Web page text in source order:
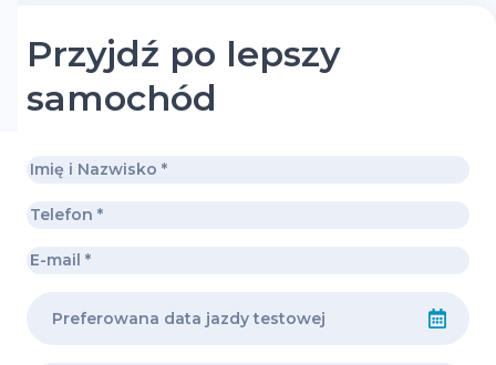
Przyjdź po lepszy
samochód